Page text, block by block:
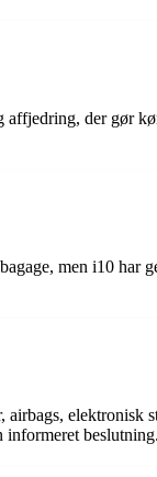
der gør
men i10 har
elektronisk
informeret beslutning.